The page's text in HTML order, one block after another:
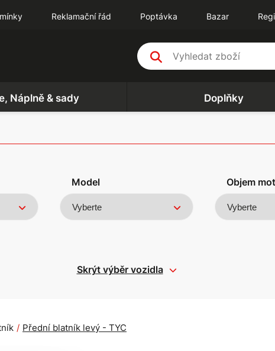
Reklamační řád Poptávka Bazar
Náplně & sady Doplňky
Model Objem
Skrýt výběr vozidla
Přední blatník levý - TYC